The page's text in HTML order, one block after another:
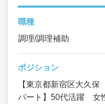
職種
調理/調理補助
ポジション
【東京都新宿区大久
パート】50代活躍 女